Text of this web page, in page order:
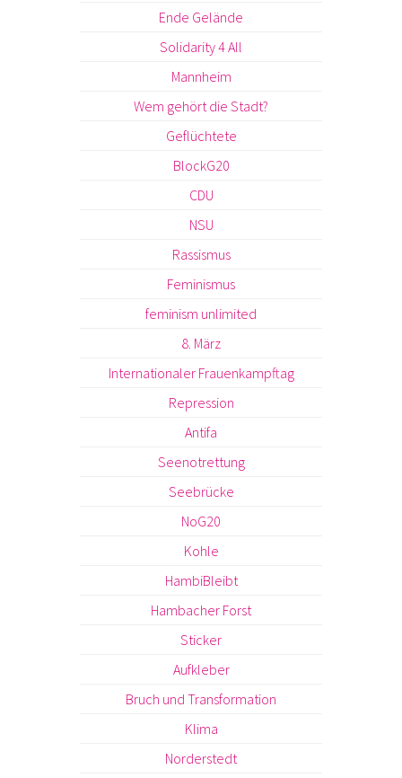
Ende Gelände
Solidarity 4 All
Mannheim
Wem gehört die Stadt?
Geflüchtete
BlockG20
CDU
NSU
Rassismus
Feminismus
feminism unlimited
8. März
Internationaler Frauenkampftag
Repression
Antifa
Seenotrettung
Seebrücke
NoG20
Kohle
HambiBleibt
Hambacher Forst
Sticker
Aufkleber
Bruch und Transformation
Klima
Norderstedt